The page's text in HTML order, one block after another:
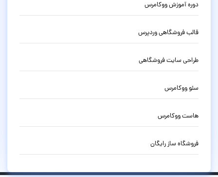
دوره آموزش ووکامرس
قالب فروشگاهی وردپرس
طراحی سایت فروشگاهی
سئو ووکامرس
هاست ووکامرس
فروشگاه ساز رایگان